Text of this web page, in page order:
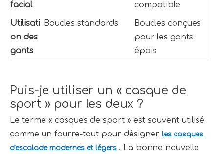
facial
compatible
Utilisati
on des
gants
Boucles standards
Boucles conçues
pour les gants
épais
Puis-je utiliser un « casque de
sport » pour les deux ?
Le terme « casques de sport » est souvent utilisé
comme un fourre-tout pour désigner les casques
d'escalade modernes et légers . La bonne nouvelle